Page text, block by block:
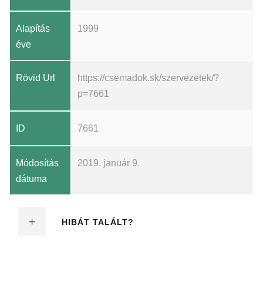
Alapítás
éve
1999
Rövid Url
https://csemadok.sk/szervezetek/?
p=7661
ID 7661
Módosítás
dátuma
2019. január 9.
HIBÁT TALÁLT?